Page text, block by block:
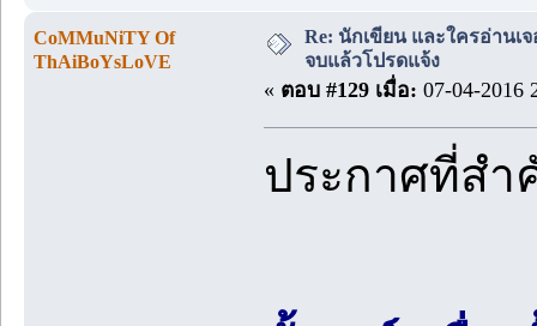
CoMMuNiTY Of
ThAiBoYsLoVE
Re: นักเขียน และใครอ่านเ
จบแล้วโปรดแจ้ง
« ตอบ #129 เมื่อ: 07-04-2016
ประกาศที่ส